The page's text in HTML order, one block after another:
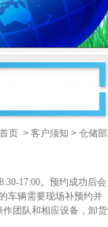
首页 > 客户须知 > 仓储部
8:30-17:00。预约成功后会
车辆需要现场补预约并
团队和相应设备，卸货